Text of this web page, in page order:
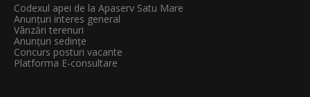
Codexul apei de la Apaserv Satu Mare
Anunțuri interes general
Vânzări terenuri
Anunțuri sedințe
Concurs posturi vacante
Platforma E-consultare